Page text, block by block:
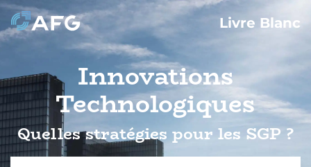
Livre Blanc
Innovations
Technologiques
Quelles stratégies pour les SGP ?